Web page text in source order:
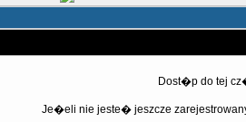
Dost�p do tej
Je�eli nie jeste� jeszcze